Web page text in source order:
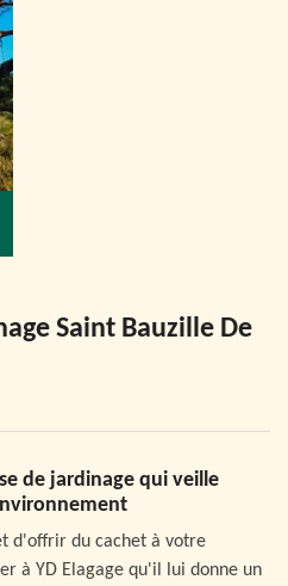
Saint Bauzille De
de jardinage qui veille
d'offrir du cachet à votre
à YD Elagage qu'il lui donne un